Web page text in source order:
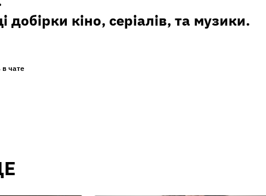
добірки кіно, серіалів, та музики.
в чате